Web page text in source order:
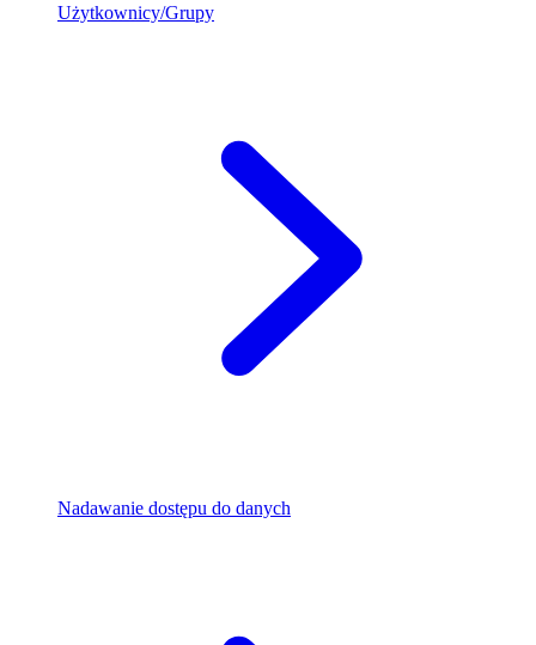
Użytkownicy/Grupy
Nadawanie dostępu do danych